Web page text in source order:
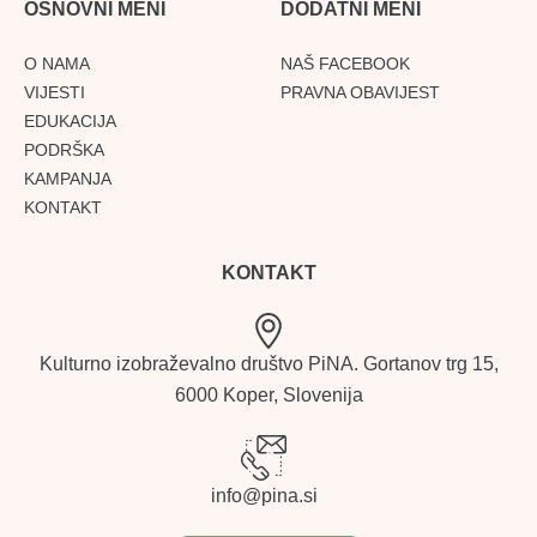
OSNOVNI MENI
O NAMA
VIJESTI
EDUKACIJA
PODRŠKA
KAMPANJA
KONTAKT
DODATNI MENI
NAŠ FACEBOOK
PRAVNA OBAVIJEST
KONTAKT
Kulturno izobraževalno društvo PiNA. Gortanov trg 15,
6000 Koper, Slovenija
info@pina.si